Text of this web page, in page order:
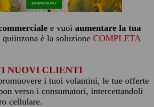
e vuoi aumentare la tua
quiinzona è la soluzione COMPLETA
NUOVI CLIENTI
i tuoi volantini, le tue offerte
verso i consumatori, intercettandoli
cellulare.